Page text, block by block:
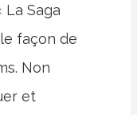
Saga
façon de
Non
et